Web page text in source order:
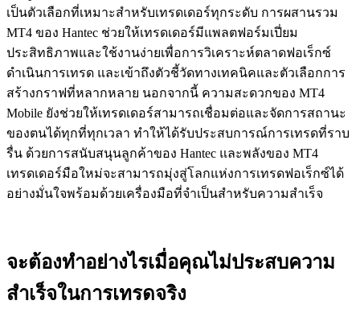
เป็นตัวเลือกที่เหมาะสำหรับเทรดเดอร์ทุกระดับ การผสานรวม
MT4 ของ Hantec ช่วยให้เทรดเดอร์มีแพลตฟอร์มเปี่ยม
ประสิทธิภาพและใช้งานง่ายเพื่อการวิเคราะห์ตลาดฟอเร็กซ์
ดำเนินการเทรด และเข้าถึงตัวชี้วัดทางเทคนิคและตัวเลือกการ
สร้างกราฟที่หลากหลาย นอกจากนี้ ความสะดวกของ MT4
Mobile ยังช่วยให้เทรดเดอร์สามารถเชื่อมต่อและจัดการสถานะ
ของตนได้ทุกที่ทุกเวลา ทำให้ได้รับประสบการณ์การเทรดที่ราบ
รื่น ด้วยการสนับสนุนลูกค้าของ Hantec และพลังของ MT4
เทรดเดอร์มือใหม่จะสามารถมุ่งสู่โลกแห่งการเทรดฟอเร็กซ์ได้
อย่างมั่นใจพร้อมด้วยเครื่องมือที่จำเป็นสำหรับความสำเร็จ
จะต้องทำอย่างไรเมื่อคุณไม่ประสบความ
สำเร็จในการเทรดจริง